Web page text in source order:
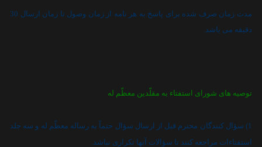
مدت زمان صرف شده براى پاسخ به هر نامه از زمان وصول تا زمان ارسال 30
دقيقه مى باشد.
توصيه هاى شوراى استفتاء به مقلّدين معظّم له
1) سؤال کنندگان محترم قبل از ارسال سؤال حتماً به رساله معظّم له و سه جلد
استفتاءات مراجعه کنند تا سؤالات آنها تکرارى نباشد.